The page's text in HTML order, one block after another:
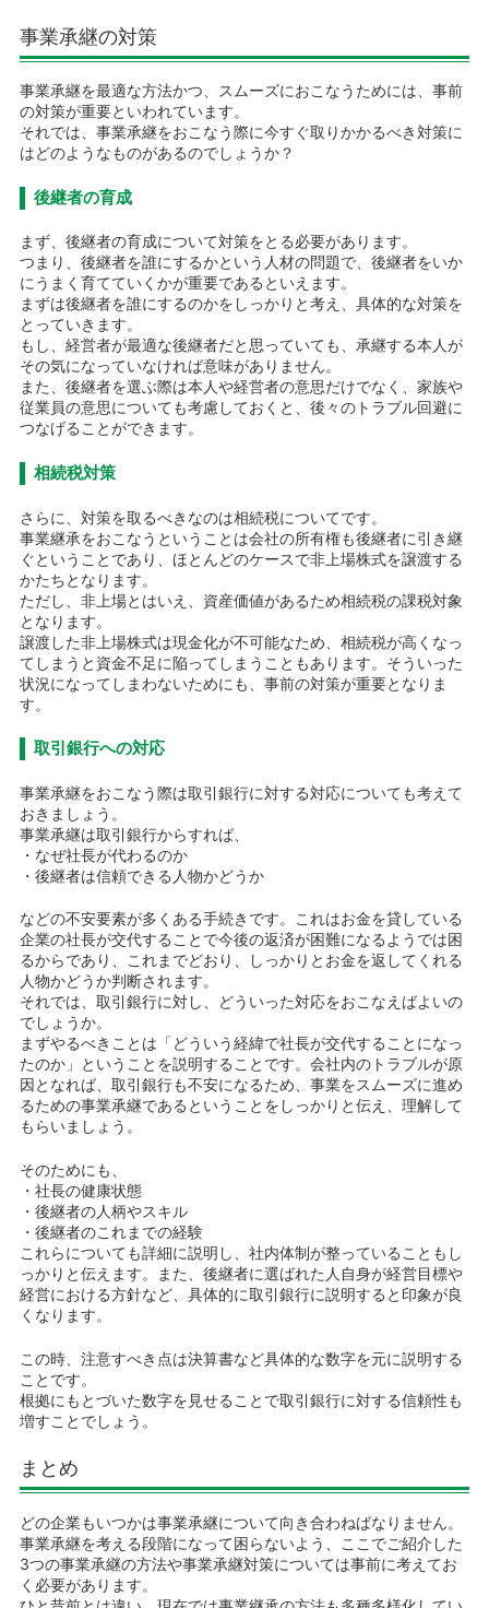
事業承継の対策
事業承継を最適な方法かつ、スムーズにおこなうためには、事前
の対策が重要といわれています。
それでは、事業承継をおこなう際に今すぐ取りかかるべき対策に
はどのようなものがあるのでしょうか？
後継者の育成
まず、後継者の育成について対策をとる必要があります。
つまり、後継者を誰にするかという人材の問題で、後継者をいか
にうまく育てていくかが重要であるといえます。
まずは後継者を誰にするのかをしっかりと考え、具体的な対策を
とっていきます。
もし、経営者が最適な後継者だと思っていても、承継する本人が
その気になっていなければ意味がありません。
また、後継者を選ぶ際は本人や経営者の意思だけでなく、家族や
従業員の意思についても考慮しておくと、後々のトラブル回避に
つなげることができます。
相続税対策
さらに、対策を取るべきなのは相続税についてです。
事業継承をおこなうということは会社の所有権も後継者に引き継
ぐということであり、ほとんどのケースで非上場株式を譲渡する
かたちとなります。
ただし、非上場とはいえ、資産価値があるため相続税の課税対象
となります。
譲渡した非上場株式は現金化が不可能なため、相続税が高くなっ
てしまうと資金不足に陥ってしまうこともあります。そういった
状況になってしまわないためにも、事前の対策が重要となりま
す。
取引銀行への対応
事業承継をおこなう際は取引銀行に対する対応についても考えて
おきましょう。
事業承継は取引銀行からすれば、
・なぜ社長が代わるのか
・後継者は信頼できる人物かどうか
などの不安要素が多くある手続きです。これはお金を貸している
企業の社長が交代することで今後の返済が困難になるようでは困
るからであり、これまでどおり、しっかりとお金を返してくれる
人物かどうか判断されます。
それでは、取引銀行に対し、どういった対応をおこなえばよいの
でしょうか。
まずやるべきことは「どういう経緯で社長が交代することになっ
たのか」ということを説明することです。会社内のトラブルが原
因となれば、取引銀行も不安になるため、事業をスムーズに進め
るための事業承継であるということをしっかりと伝え、理解して
もらいましょう。
そのためにも、
・社長の健康状態
・後継者の人柄やスキル
・後継者のこれまでの経験
これらについても詳細に説明し、社内体制が整っていることもし
っかりと伝えます。また、後継者に選ばれた人自身が経営目標や
経営における方針など、具体的に取引銀行に説明すると印象が良
くなります。
この時、注意すべき点は決算書など具体的な数字を元に説明する
ことです。
根拠にもとづいた数字を見せることで取引銀行に対する信頼性も
増すことでしょう。
まとめ
どの企業もいつかは事業承継について向き合わねばなりません。
事業承継を考える段階になって困らないよう、ここでご紹介した
3つの事業承継の方法や事業承継対策については事前に考えてお
く必要があります。